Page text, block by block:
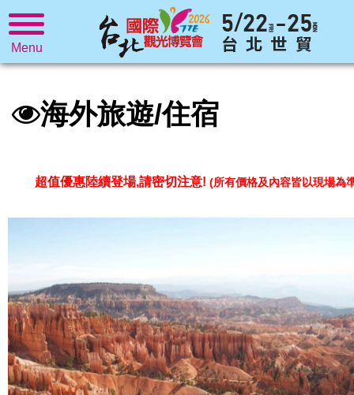
Menu
海外旅遊/住宿
超值優惠陸續登場,請密切注意! (所有價格及內容皆以現場為